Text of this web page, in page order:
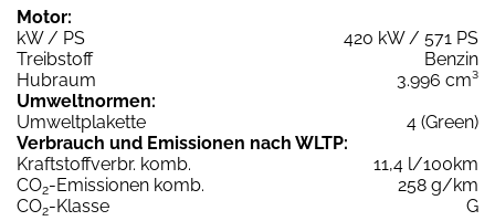
Motor:
kW / PS
420 kW / 571 PS
Treibstoff
Benzin
Hubraum
3.996 cm³
Umweltnormen:
Umweltplakette
4 (Green)
Verbrauch und Emissionen nach WLTP:
Kraftstoffverbr. komb.
11,4 l/100km
CO2-Emissionen komb.
258 g/km
CO2-Klasse
G